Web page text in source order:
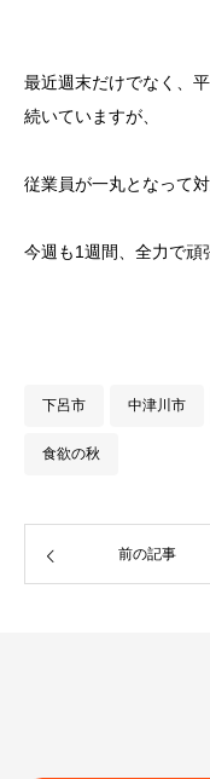
最近週末だけでなく、
続いていますが、
従業員が一丸となって
今週も1週間、全力で頑
下呂市 中津川市
食欲の秋
前の記事